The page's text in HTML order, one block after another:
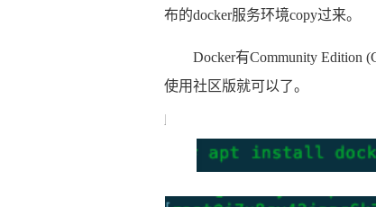
布的docker服务环境copy过来。
Docker有Community Edition
使用社区版就可以了。